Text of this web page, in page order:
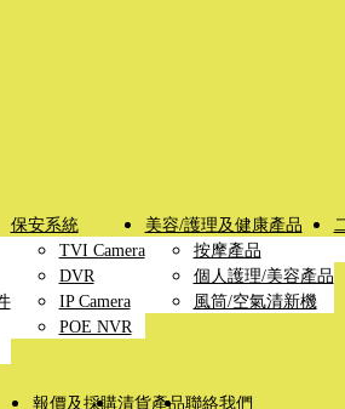
保安系統
TVI Camera
DVR
IP Camera
POE NVR
美容/護理及健康產品
按摩產品
個人護理/美容產品
風筒/空氣清新機
報價及採購清貨產品聯絡我們